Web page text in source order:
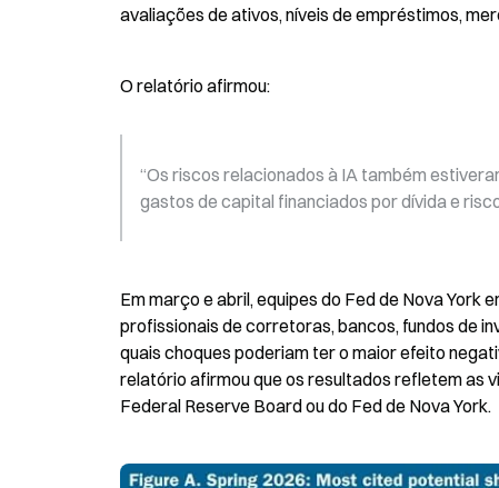
avaliações de ativos, níveis de empréstimos,
O relatório afirmou:
“Os riscos relacionados à IA também
gastos de capital financiados por dívida e
Em março e abril, equipes do Fed de Nova
profissionais de corretoras, bancos, fundos de
quais choques poderiam ter o maior efeito
relatório afirmou que os resultados refletem as
Federal Reserve Board ou do Fed de Nova York.